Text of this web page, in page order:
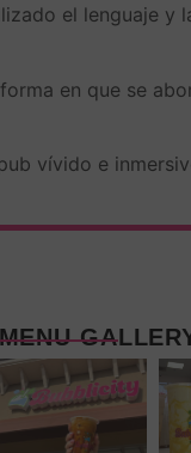
el lenguaje y
en que se
vívido e
MENU